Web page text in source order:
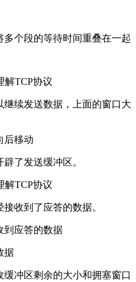
个段的等待时间重叠在一起
续发送数据，上面的窗口大
后移动
了发送缓冲区。
收到了应答的数据。
到应答的数据
据
冲区剩余的大小和拥塞窗口